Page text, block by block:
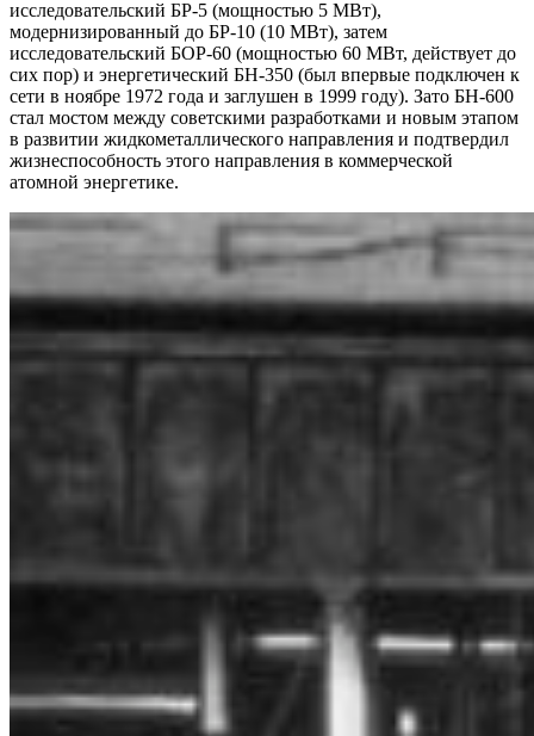
исследовательский БР-5 (мощностью 5 МВт),
модернизированный до БР-10 (10 МВт), затем
исследовательский БОР-60 (мощностью 60 МВт, действует до
сих пор) и энергетический БН-350 (был впервые подключен к
сети в ноябре 1972 года и заглушен в 1999 году). Зато БН-600
стал мостом между советскими разработками и новым этапом
в развитии жидкометаллического направления и подтвердил
жизнеспособность этого направления в коммерческой
атомной энергетике.